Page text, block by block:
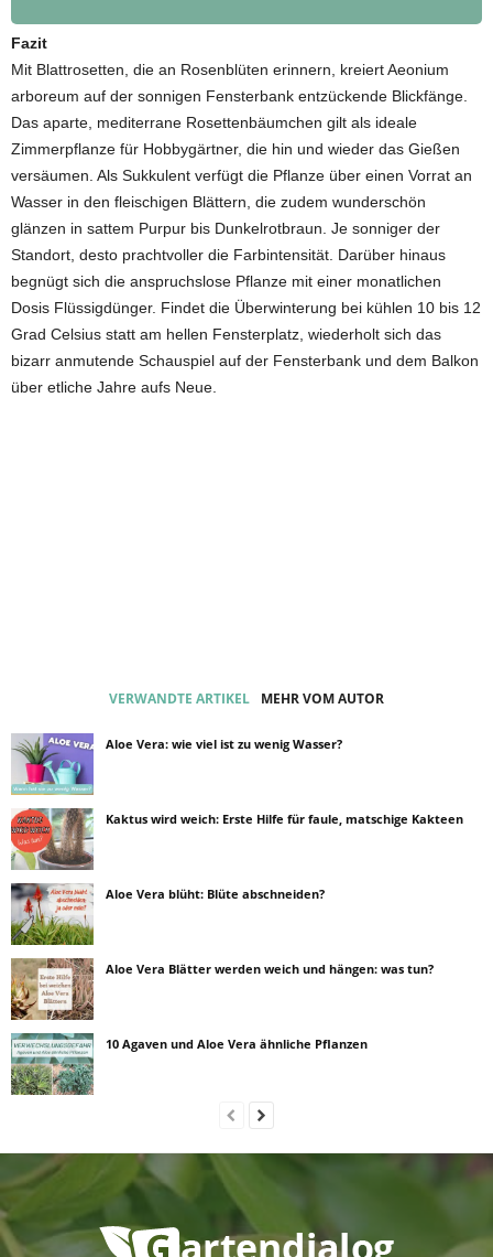
Fazit
Mit Blattrosetten, die an Rosenblüten erinnern, kreiert Aeonium
arboreum auf der sonnigen Fensterbank entzückende Blickfänge.
Das aparte, mediterrane Rosettenbäumchen gilt als ideale
Zimmerpflanze für Hobbygärtner, die hin und wieder das Gießen
versäumen. Als Sukkulent verfügt die Pflanze über einen Vorrat an
Wasser in den fleischigen Blättern, die zudem wunderschön
glänzen in sattem Purpur bis Dunkelrotbraun. Je sonniger der
Standort, desto prachtvoller die Farbintensität. Darüber hinaus
begnügt sich die anspruchslose Pflanze mit einer monatlichen
Dosis Flüssigdünger. Findet die Überwinterung bei kühlen 10 bis 12
Grad Celsius statt am hellen Fensterplatz, wiederholt sich das
bizarr anmutende Schauspiel auf der Fensterbank und dem Balkon
über etliche Jahre aufs Neue.
VERWANDTE ARTIKEL MEHR VOM AUTOR
Aloe Vera: wie viel ist zu wenig Wasser?
Kaktus wird weich: Erste Hilfe für faule, matschige Kakteen
Aloe Vera blüht: Blüte abschneiden?
Aloe Vera Blätter werden weich und hängen: was tun?
10 Agaven und Aloe Vera ähnliche Pflanzen